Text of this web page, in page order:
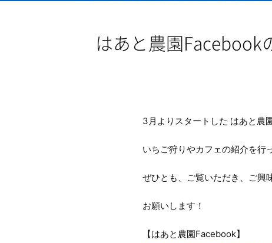
はあと農園Facebook
3月よりスタートした はあと農
いちご狩りやカフェの紹介を行
ぜひとも、ご覧いただき、ご興
お願いします！
【はあと農園Facebook】